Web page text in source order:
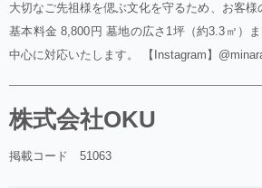
大切なご先祖様を偲ぶ文化を守るため、お客
基本料金 8,800円 墓地の広さ1坪（約3.3㎡）
中心に対応いたします。 【Instagram】
株式会社OKU
掲載コード 51063